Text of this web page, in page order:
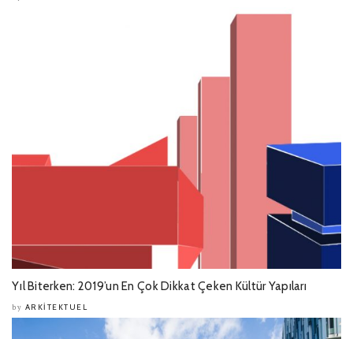
Yıl Biterken: 2019’un En Çok Dikkat Çeken Kültür Yapıları
by ARKITEKTUEL